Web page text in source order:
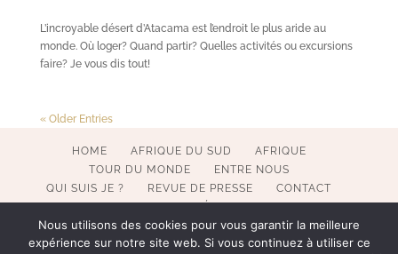
L’incroyable désert d’Atacama est l’endroit le plus aride au
monde. Où loger? Quand partir? Quelles activités ou excursions
faire? Je vous dis tout!
« Older Entries
HOME AFRIQUE DU SUD
AFRIQUE
TOUR DU MONDE
ENTRE NOUS
QUI SUIS JE ?
REVUE DE PRESSE
CONTACT
Nous utilisons des cookies pour vous garantir la meilleure
expérience sur notre site web. Si vous continuez à utiliser ce